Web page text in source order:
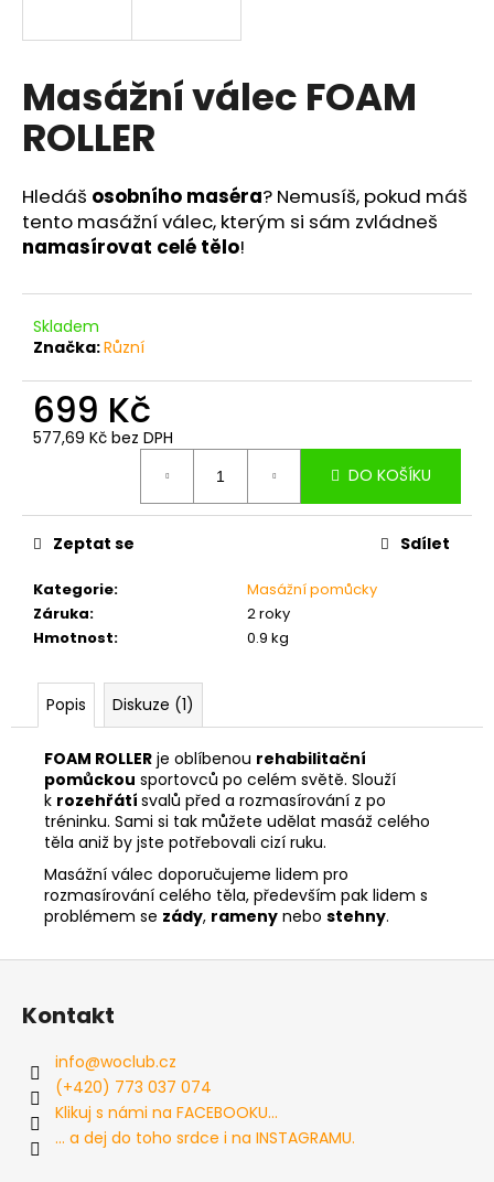
Masážní válec FOAM
ROLLER
Hledáš osobního maséra? Nemusíš, pokud máš
tento masážní válec, kterým si sám zvládneš
namasírovat celé tělo!
Skladem
Značka:Různí
699 Kč
577,69 Kč bez DPH
DO KOŠÍKU
Kategorie:
Masážní pomůcky
Záruka:
2 roky
Hmotnost: 0.9 kg
Zeptat se Sdílet
Popis Diskuze (1)
FOAM ROLLER je oblíbenou rehabilitační
pomůckou sportovců po celém světě. Slouží
k rozehřátí svalů před a rozmasírování z po
tréninku. Sami si tak můžete udělat masáž celého
těla aniž by jste potřebovali cizí ruku.
Masážní válec doporučujeme lidem pro
rozmasírování celého těla, především pak lidem s
problémem se zády, rameny nebo stehny.
í
t
?
HLEDAT
D
o
p
o
u
m
e
DRŽÁKY
KOTOUČE
PLATE
HOLDER
999
Kč
Z
Kontakt
info@woclub.cz
(+420) 773 037 074
Klikuj s námi na FACEBOOKU...
... a dej do toho srdce i na INSTAGRAMU.